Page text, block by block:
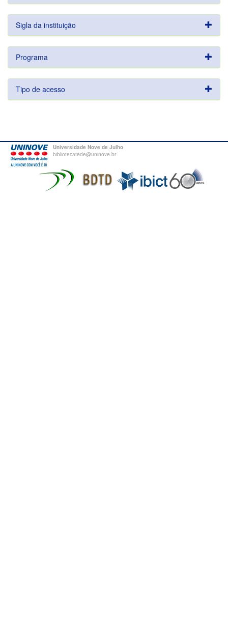
Sigla da instituição
Programa
Tipo de acesso
Universidade Nove de Julho
bibliotecatede@uninove.br